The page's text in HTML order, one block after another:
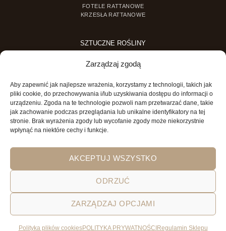
Zarządzaj zgodą
Aby zapewnić jak najlepsze wrażenia, korzystamy z technologii, takich jak
pliki cookie, do przechowywania i/lub uzyskiwania dostępu do informacji o
urządzeniu. Zgoda na te technologie pozwoli nam przetwarzać dane, takie
jak zachowanie podczas przeglądania lub unikalne identyfikatory na tej
stronie. Brak wyrażenia zgody lub wycofanie zgody może niekorzystnie
wpłynąć na niektóre cechy i funkcje.
AKCEPTUJ WSZYSTKO
ODRZUĆ
ZARZĄDZAJ OPCJAMI
Polityka plików cookiesPOLITYKA PRYWATNOŚCIRegulamin Sklepu
FOTELE RATTANOWE
KRZESŁA RATTANOWE
SZTUCZNE ROŚLINY
SZTUCZNE ROŚLINY DONICZKOWE
MINI OGRODY
MINI OGRÓD DLA DZIECI
POLITYKA PRYWATNOŚCI
REGULAMIN SKLEPU ON-LINE
DOSTAWA